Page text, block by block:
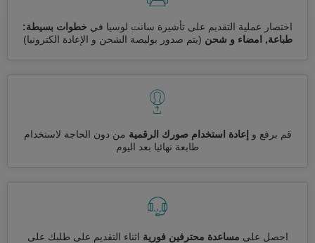
اختصار عملية التقديم على تأشيرة سانت لوسيا في خطوات بسيطة:
طباعة, امضاء و شحن (يتم صدور بوليصة الشحن و الإعادة الكترونيا)
قم برفع و إعادة استخدام صورك الرقمية من دون الحاجة لاستخدام
طابعة نهائيا بعد اليوم
احصل على مساعدة محترفين فورية اثناء التقديم على طلبك على